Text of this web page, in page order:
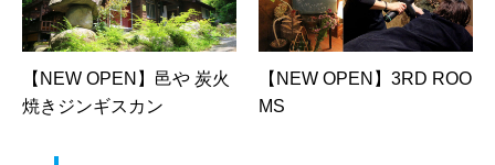
【NEW OPEN】邑や 炭火
焼きジンギスカン
【NEW OPEN】3RD ROO
MS